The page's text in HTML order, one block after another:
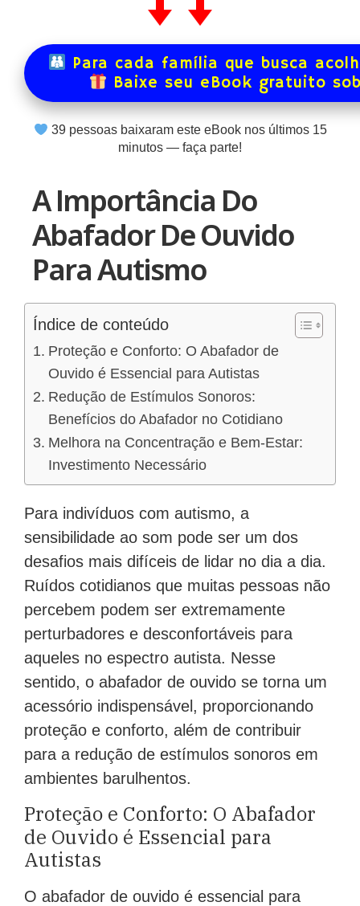
Para cada família que busca
Baixe seu eBook gratuito
39pessoas baixaram este eBook nos últimos 15
minutos — faça parte!
A Importância Do
Abafador De Ouvido
Para Autismo
Índice de conteúdo
Proteção e Conforto: O Abafador de
Ouvido é Essencial para Autistas
Redução de Estímulos Sonoros:
Benefícios do Abafador no Cotidiano
Melhora na Concentração e Bem-Estar:
Investimento Necessário
Para indivíduos com autismo, a
sensibilidade ao som pode ser um dos
desafios mais difíceis de lidar no dia a dia.
Ruídos cotidianos que muitas pessoas não
percebem podem ser extremamente
perturbadores e desconfortáveis para
aqueles no espectro autista. Nesse
sentido, o abafador de ouvido se torna um
acessório indispensável, proporcionando
proteção e conforto, além de contribuir
para a redução de estímulos sonoros em
ambientes barulhentos.
Proteção e Conforto: O Abafador
de Ouvido é Essencial para
Autistas
O abafador de ouvido é essencial para